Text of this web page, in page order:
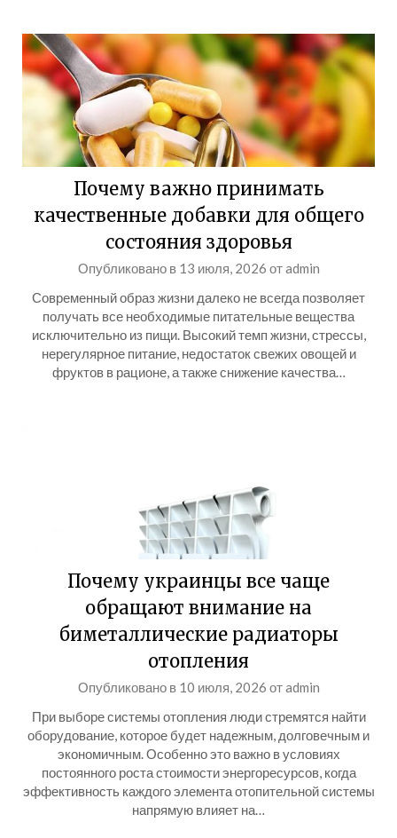
Почему важно принимать
качественные добавки для общего
состояния здоровья
Опубликовано в 13 июля, 2026 отadmin
Современный образ жизни далеко не всегда позволяет
получать все необходимые питательные вещества
исключительно из пищи. Высокий темп жизни, стрессы,
нерегулярное питание, недостаток свежих овощей и
фруктов в рационе, а также снижение качества…
Почему украинцы все чаще
обращают внимание на
биметаллические радиаторы
отопления
Опубликовано в 10 июля, 2026 отadmin
При выборе системы отопления люди стремятся найти
оборудование, которое будет надежным, долговечным и
экономичным. Особенно это важно в условиях
постоянного роста стоимости энергоресурсов, когда
эффективность каждого элемента отопительной системы
напрямую влияет на…